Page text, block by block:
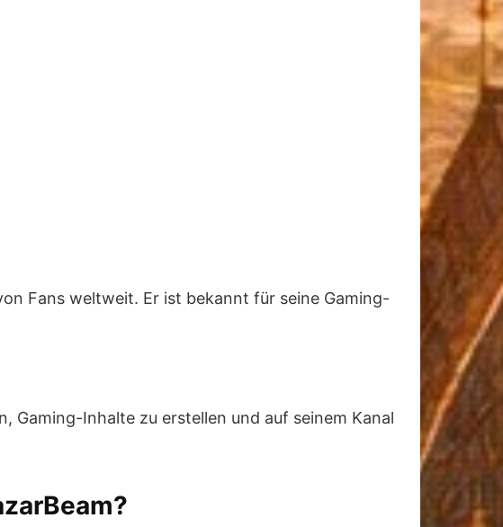
Fans weltweit. Er ist bekannt für seine Gaming-
Gaming-Inhalte zu erstellen und auf seinem Kanal